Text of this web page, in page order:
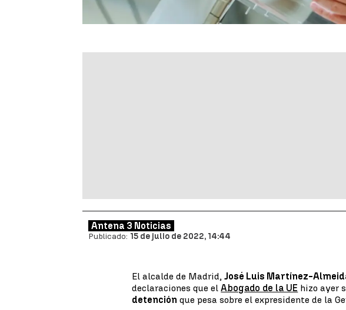
Antena 3 Noticias
Publicado: 15 de julio de 2022, 14:44
El alcalde de Madrid,José Luis Martínez-
declaraciones que elAbogado de la UE hizo ayer
detención que pesa sobre el expresidente de la